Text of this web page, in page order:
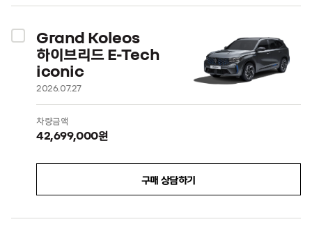
Grand Koleos
하이브리드 E-Tech
iconic
2026.07.27
차량금액
42,699,000원
구매 상담하기